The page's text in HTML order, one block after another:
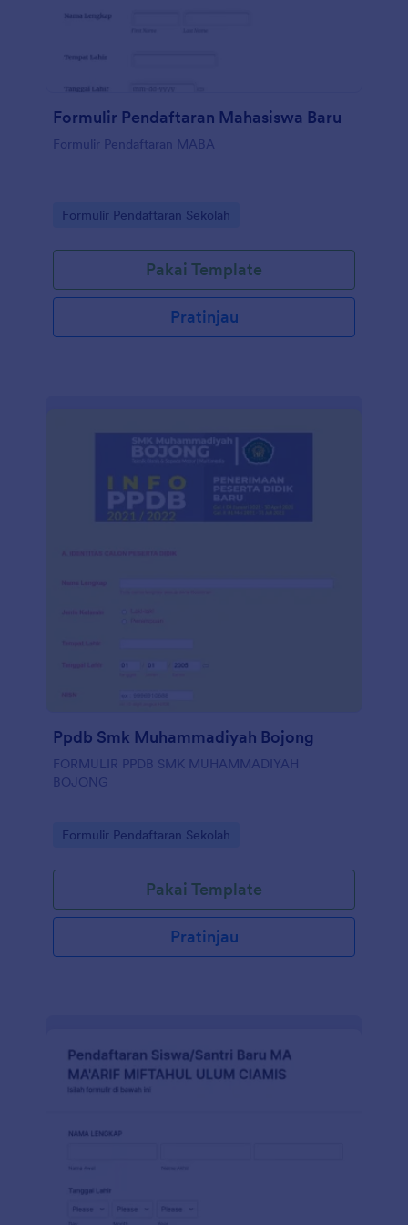
Formulir Pendaftaran Mahasiswa Baru
Formulir Pendaftaran MABA
Go to Category:
Formulir Pendaftaran Sekolah
Pakai Template
Pratinjau
Ppdb Smk Muhammadiyah Bojong
FORMULIR PPDB SMK MUHAMMADIYAH
BOJONG
Go to Category:
Formulir Pendaftaran Sekolah
Pakai Template
Pratinjau